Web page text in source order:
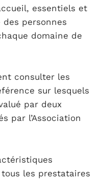
essentiels et
des personnes
domaine de
consulter les
sur lesquels
par deux
par l’Association
les prestataires